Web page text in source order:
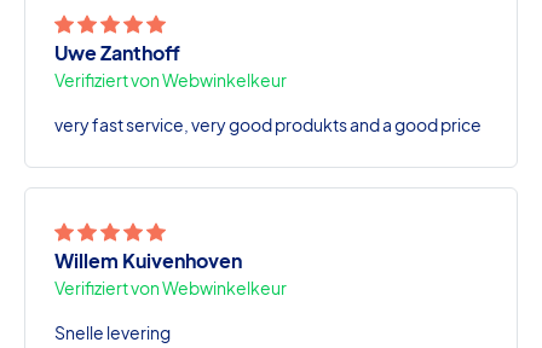
Uwe Zanthoff
Verifiziert von Webwinkelkeur
very fast service, very good produkts and a good price
Willem Kuivenhoven
Verifiziert von Webwinkelkeur
Snelle levering